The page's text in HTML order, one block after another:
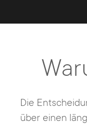
Die
über einen